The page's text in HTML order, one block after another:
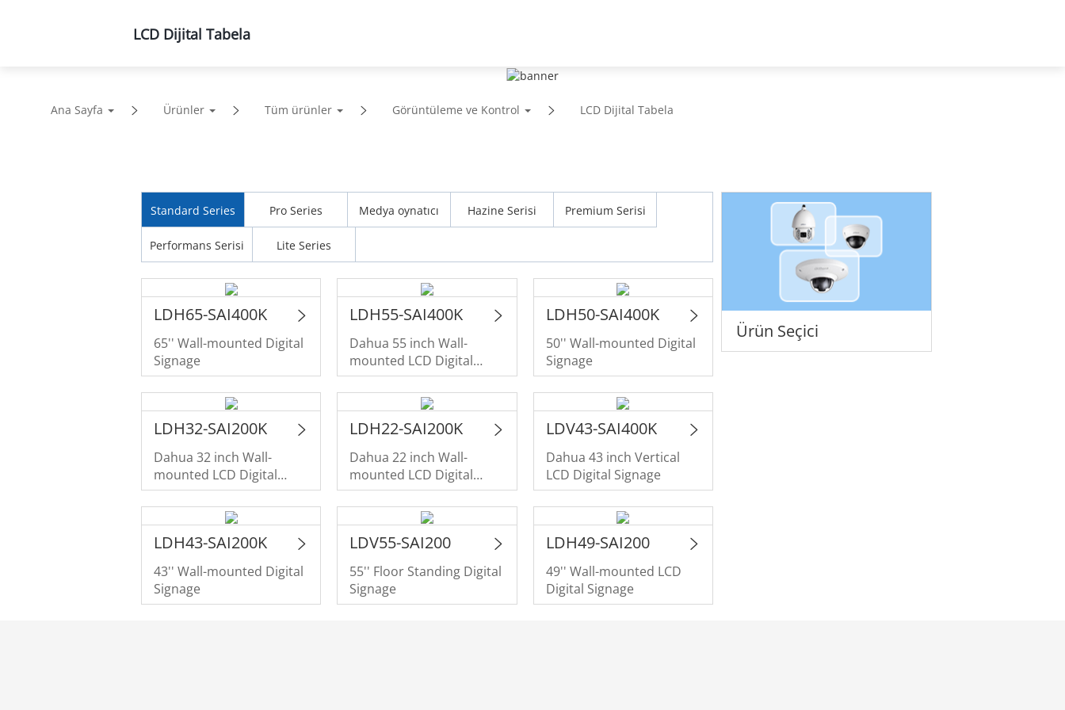
Ürünler Çözümler
Ana Sayfa Ürünler Tüm ürünler Görüntüleme ve Kontrol LCD Dijital Tabela
LCD Dijital Tabela
Ürün Seçici
Standard Series Pro Series Medya oynatıcı Hazine Serisi Premium Serisi
Performans Serisi Lite Series
LDH65-SAI400K
65'' Wall-mounted Digital
Signage
LDH55-SAI400K
Dahua 55 inch Wall-
mounted LCD Digital
Signage
LDH50-SAI400K
50'' Wall-mounted Digital
Signage
LDH32-SAI200K
Dahua 32 inch Wall-
mounted LCD Digital
Signage
LDH22-SAI200K
Dahua 22 inch Wall-
mounted LCD Digital
Signage
LDV43-SAI400K
Dahua 43 inch Vertical
LCD Digital Signage
LDH43-SAI200K
43'' Wall-mounted Digital
Signage
LDV55-SAI200
55'' Floor Standing Digital
Signage
LDH49-SAI200
49'' Wall-mounted LCD
Digital Signage